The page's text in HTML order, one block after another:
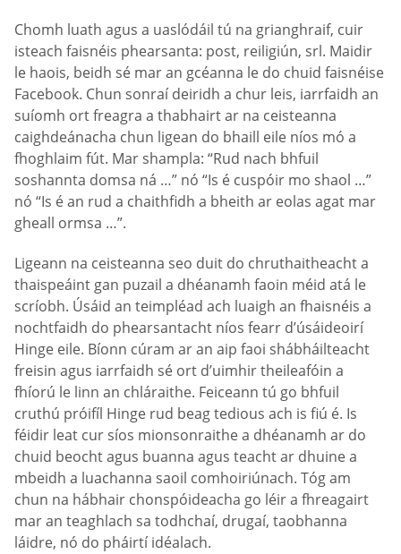
Chomh luath agus a uaslódáil tú na grianghraif, cuir
isteach faisnéis phearsanta: post, reiligiún, srl. Maidir
le haois, beidh sé mar an gcéanna le do chuid faisnéise
Facebook. Chun sonraí deiridh a chur leis, iarrfaidh an
suíomh ort freagra a thabhairt ar na ceisteanna
caighdeánacha chun ligean do bhaill eile níos mó a
fhoghlaim fút. Mar shampla: “Rud nach bhfuil
soshannta domsa ná …” nó “Is é cuspóir mo shaol …”
nó “Is é an rud a chaithfidh a bheith ar eolas agat mar
gheall ormsa …”.
Ligeann na ceisteanna seo duit do chruthaitheacht a
thaispeáint gan puzail a dhéanamh faoin méid atá le
scríobh. Úsáid an teimpléad ach luaigh an fhaisnéis a
nochtfaidh do phearsantacht níos fearr d’úsáideoirí
Hinge eile. Bíonn cúram ar an aip faoi shábháilteacht
freisin agus iarrfaidh sé ort d’uimhir theileafóin a
fhíorú le linn an chláraithe. Feiceann tú go bhfuil
cruthú próifíl Hinge rud beag tedious ach is fiú é. Is
féidir leat cur síos mionsonraithe a dhéanamh ar do
chuid beocht agus buanna agus teacht ar dhuine a
mbeidh a luachanna saoil comhoiriúnach. Tóg am
chun na hábhair chonspóideacha go léir a fhreagairt
mar an teaghlach sa todhchaí, drugaí, taobhanna
láidre, nó do pháirtí idéalach.